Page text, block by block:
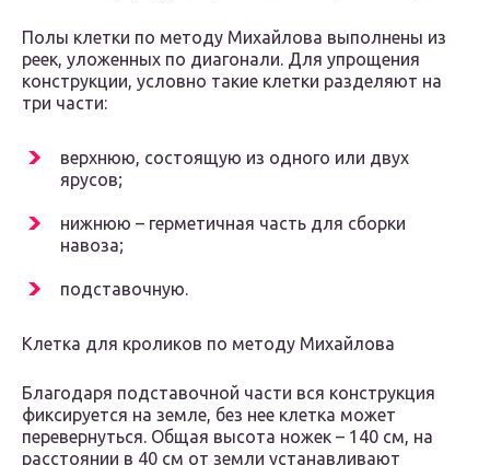
Полы клетки по методу Михайлова выполнены из
реек, уложенных по диагонали. Для упрощения
конструкции, условно такие клетки разделяют на
три части:
верхнюю, состоящую из одного или двух
ярусов;
нижнюю – герметичная часть для сборки
навоза;
подставочную.
Клетка для кроликов по методу Михайлова
Благодаря подставочной части вся конструкция
фиксируется на земле, без нее клетка может
перевернуться. Общая высота ножек – 140 см, на
расстоянии в 40 см от земли устанавливают